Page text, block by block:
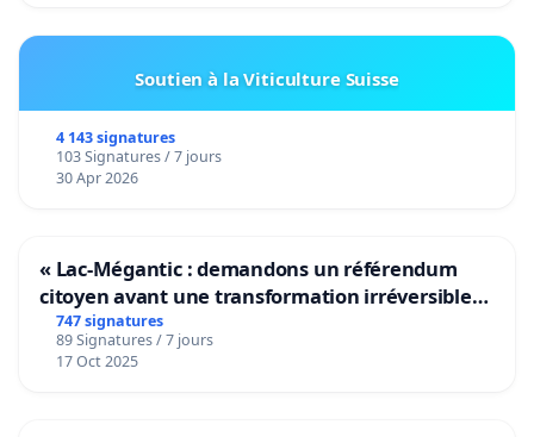
Soutien à la Viticulture Suisse
4 143 signatures
103 Signatures / 7 jours
30 Apr 2026
« Lac-Mégantic : demandons un référendum
citoyen avant une transformation irréversible
de notre territoire »
747 signatures
89 Signatures / 7 jours
17 Oct 2025